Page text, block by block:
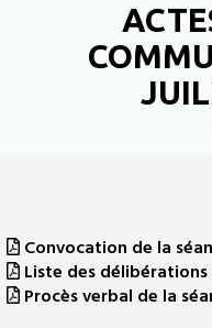
Convocation de la
Liste des
Procès verbal de la